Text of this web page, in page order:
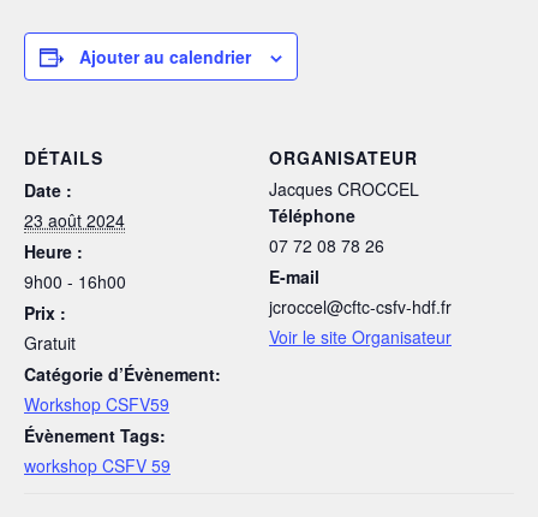
Ajouter au calendrier
DÉTAILS
Date :
23 août 2024
Heure :
9h00 - 16h00
Prix :
Gratuit
Catégorie d’Évènement:
Workshop CSFV59
Évènement Tags:
workshop CSFV 59
ORGANISATEUR
Jacques CROCCEL
Téléphone
07 72 08 78 26
E-mail
jcroccel@cftc-csfv-hdf.fr
Voir le site Organisateur